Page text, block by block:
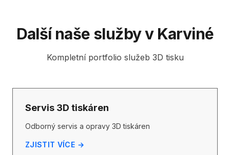
Další naše služby v Karviné
Kompletní portfolio služeb 3D tisku
Servis 3D tiskáren
Odborný servis a opravy 3D tiskáren
ZJISTIT VÍCE →